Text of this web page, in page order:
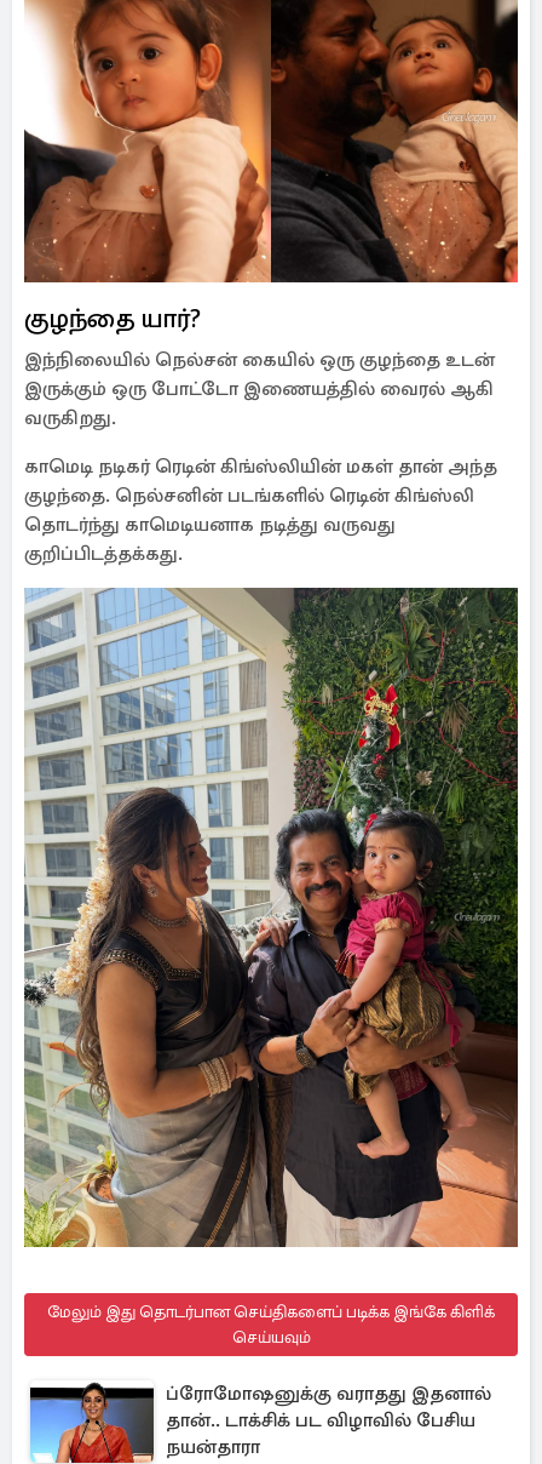
குழந்தை யார்?
இந்நிலையில் நெல்சன் கையில் ஒரு குழந்தை உடன்
இருக்கும் ஒரு போட்டோ இணையத்தில் வைரல் ஆகி
வருகிறது.
காமெடி நடிகர் ரெடின் கிங்ஸ்லியின் மகள் தான் அந்த
குழந்தை. நெல்சனின் படங்களில் ரெடின் கிங்ஸ்லி
தொடர்ந்து காமெடியனாக நடித்து வருவது
குறிப்பிடத்தக்கது.
மேலும் இது தொடர்பான செய்திகளைப் படிக்க இங்கே கிளிக்
செய்யவும்
ப்ரோமோஷனுக்கு வராதது இதனால்
தான்.. டாக்சிக் பட விழாவில் பேசிய
நயன்தாரா